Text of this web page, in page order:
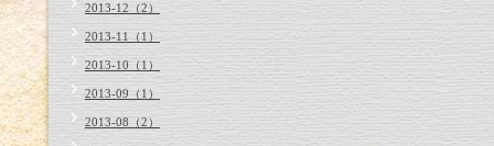
2013-12（2）
2013-11（1）
2013-10（1）
2013-09（1）
2013-08（2）